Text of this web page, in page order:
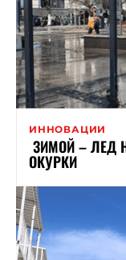
ИННОВАЦИИ
ЗИМОЙ – ЛЕД
ОКУРКИ